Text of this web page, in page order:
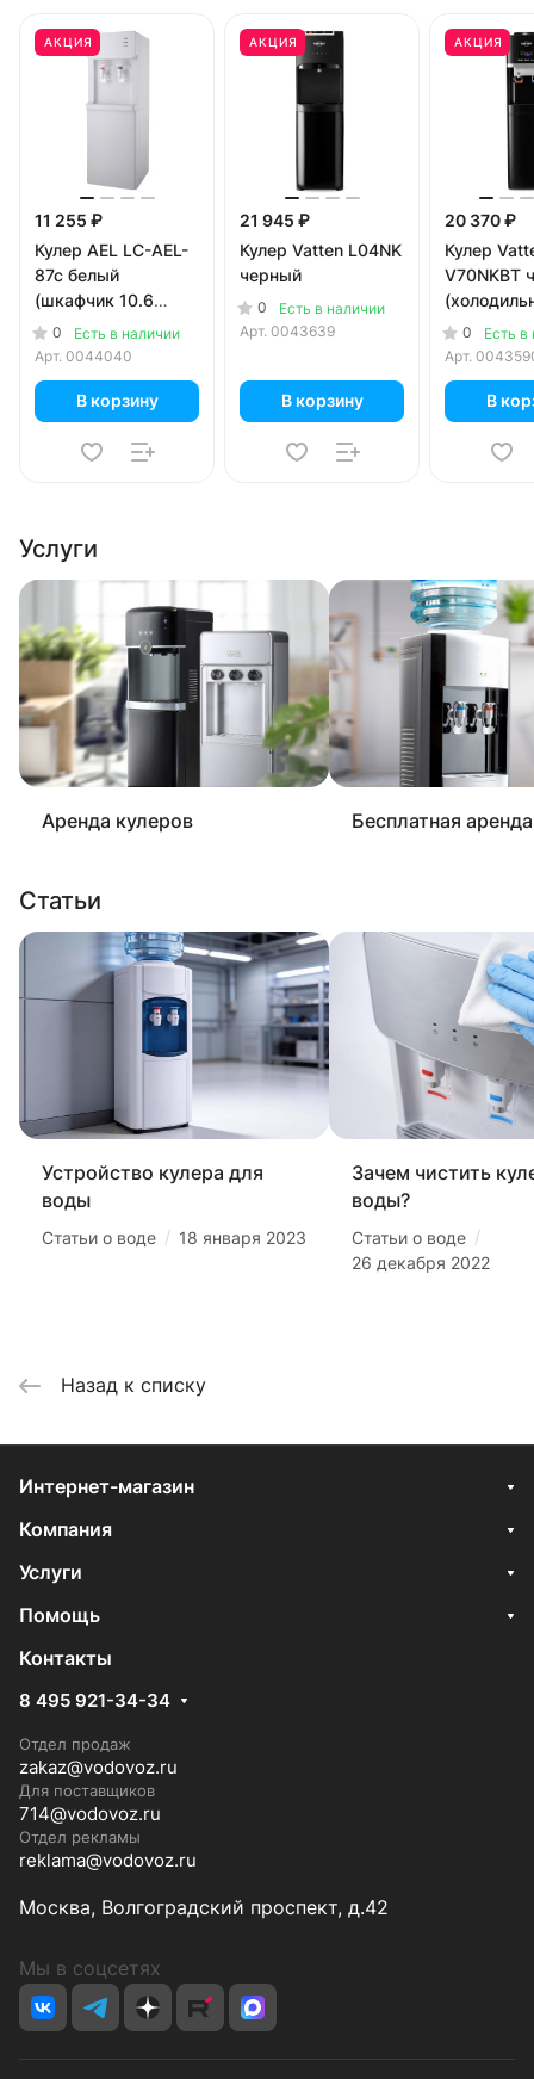
АКЦИЯ
11 255 ₽
Кулер AEL LC-AEL-
87c белый
(шкафчик 10.6
литров)
0
Есть в наличии
Арт. 0044040
В корзину
АКЦИЯ
21 945 ₽
Кулер Vatten L04NK
черный
0
Есть в наличии
Арт. 0043639
В корзину
АКЦИЯ
20 370 ₽
Кулер
V70NKBT
литров)
0
Есть в
Арт.
В
Услуги
Аренда кулеров Бесплатная
Статьи
Устройство кулера для
воды
Статьи о воде / 18 января 2023
Зачем чистить
воды?
Статьи о воде /
26 декабря 2022
Назад к списку
Интернет-магазин
Компания
Услуги
Помощь
Контакты
8 495 921-34-34
Отдел продаж
zakaz@vodovoz.ru
Для поставщиков
714@vodovoz.ru
Отдел рекламы
reklama@vodovoz.ru
Москва, Волгоградский проспект, д.42
Мы в соцсетях